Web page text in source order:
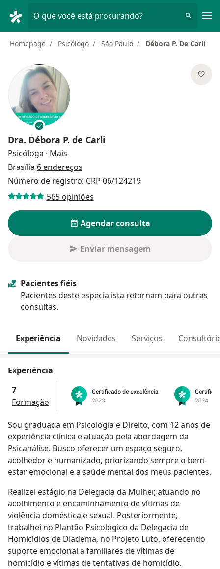
O que você está procurando?
Homepage Psicólogo São Paulo Débora P. De Carli
Dra. Débora P. de Carli
Psicóloga · Mais
Brasília 6 endereços
Número de registro: CRP 06/124219
565 opiniões
Agendar consulta
Enviar mensagem
Pacientes fiéis
Pacientes deste especialista retornam para outras
consultas.
Experiência Novidades Serviços
Experiência
7
Formação
Sou graduada em Psicologia e Direito, com 12 anos de
experiência clínica e atuação pela abordagem da
Psicanálise. Busco oferecer um espaço seguro,
acolhedor e humanizado, priorizando sempre o bem-
estar emocional e a saúde mental dos meus pacientes.
Realizei estágio na Delegacia da Mulher, atuando no
acolhimento e encaminhamento de vítimas de
violência doméstica e sexual. Posteriormente,
trabalhei no Plantão Psicológico da Delegacia de
Homicídios de Diadema, no Projeto Luto, oferecendo
suporte emocional a familiares de vítimas de
homicídio e vítimas de tentativas de homicídio.